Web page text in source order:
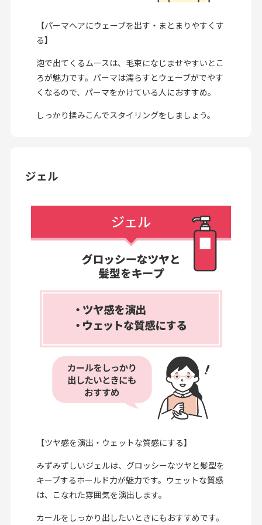
【パーマヘアにウェーブを出す・まとまりやすくす
る】
泡で出てくるムースは、毛束になじませやすいとこ
ろが魅力です。パーマは濡らすとウェーブがでやす
くなるので、パーマをかけている人におすすめ。
しっかり揉みこんでスタイリングをしましょう。
ジェル
【ツヤ感を演出・ウェットな質感にする】
みずみずしいジェルは、グロッシーなツヤと髪型を
キープするホールド力が魅力です。ウェットな質感
は、こなれた雰囲気を演出します。
カールをしっかり出したいときにもおすすめです。